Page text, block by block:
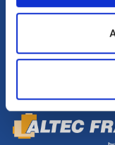
8, rue Jacques de
CONTACT